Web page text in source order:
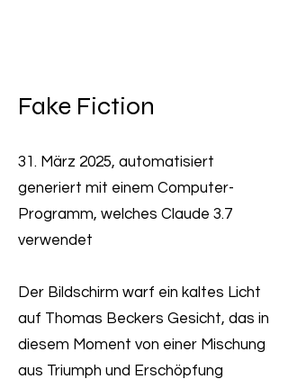
Fake Fiction
31. März 2025, automatisiert
generiert mit einem Computer-
Programm, welches Claude 3.7
verwendet
Der Bildschirm warf ein kaltes Licht
auf Thomas Beckers Gesicht, das in
diesem Moment von einer Mischung
aus Triumph und Erschöpfung